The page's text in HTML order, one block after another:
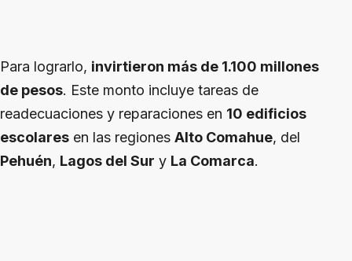
Para lograrlo, invirtieron más de 1.100 millones
de pesos. Este monto incluye tareas de
readecuaciones y reparaciones en 10 edificios
escolares en las regiones Alto Comahue, del
Pehuén, Lagos del Sur y La Comarca.